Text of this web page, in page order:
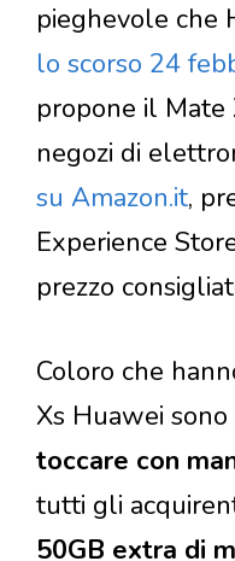
pieghevole che
lo scorso 24
propone il Mate
negozi di
su Amazon.it,
Experience
prezzo
Coloro che
Xs Huawei sono
toccare con
tutti gli
50GB extra di